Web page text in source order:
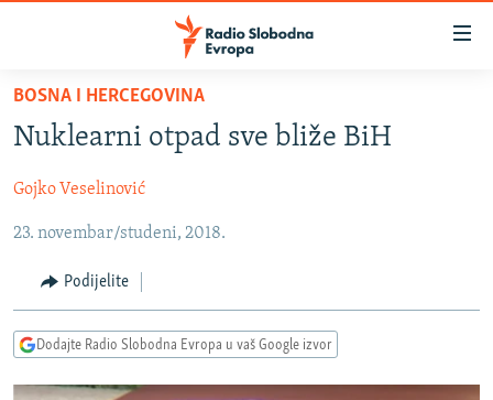
Pređite
glavni
Pređite
na
navigaciju
Pređite
na
pretragu
VIJESTI
BOSNA I HERCEGOVINA
SRBIJA
KOSOVO
CRNA GORA
VIZUELNO
VIDEO
FOTOGALERIJE
PODCASTI
RAT U UKRAJINI
BOSNA I HERCEGOVINA
Nuklearni otpad sve bliže BiH
Gojko Veselinović
23. novembar/studeni, 2018.
Podijelite
Dodajte Radio Slobodna Evropa u vaš Google izvor